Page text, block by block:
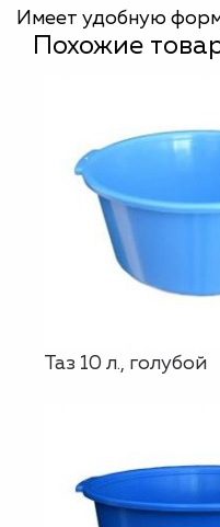
Имеет удобную
Похожие
Таз 10 л., голубой